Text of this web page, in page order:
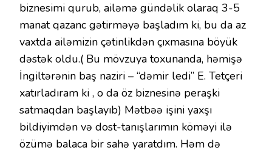
biznesimi qurub, ailəmə gündəlik olaraq 3-5
manat qazanc gətirməyə başladım ki, bu da az
vaxtda ailəmizin çətinlikdən çıxmasına böyük
dəstək oldu.( Bu mövzuya toxunanda, həmişə
İngiltərənin baş naziri – “dəmir ledi” E. Tetçeri
xatırladıram ki , o da öz biznesinə peraşki
satmaqdan başlayıb) Mətbəə işini yaxşı
bildiyimdən və dost-tanışlarımın köməyi ilə
özümə balaca bir sahə yaratdım. Həm də